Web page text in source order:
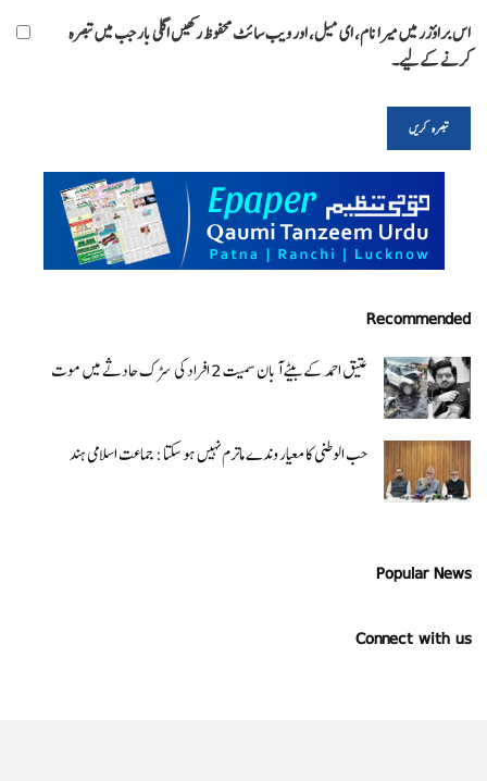
اس براؤزر میں میرا نام، ای میل، اور ویب سائٹ محفوظ رکھیں اگلی بار جب میں تبصرہ
کرنے کےلیے۔
Recommended
عتیق احمد کے بیٹے آبان سمیت 2 افراد کی سڑک حادثے میں موت
حب الوطنی کا معیار وندے ماترم نہیں ہو سکتا : جماعت اسلامی ہند
Popular News
Connect with us